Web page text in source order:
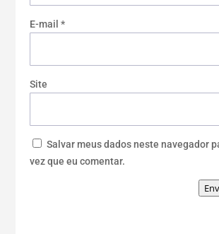
E-mail*
Site
Salvar meus dados neste navegador
vez que eu comentar.